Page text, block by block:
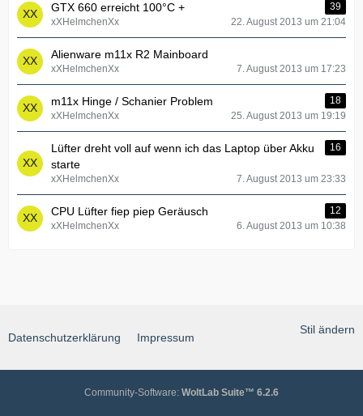
GTX 660 erreicht 100°C +
39
xXHelmchenXx
22. August 2013 um 21:04
Alienware m11x R2 Mainboard
xXHelmchenXx 7. August 2013 um 17:23
m11x Hinge / Schanier Problem
18
xXHelmchenXx
25. August 2013 um 19:19
Lüfter dreht voll auf wenn ich das Laptop über Akku
starte
16
xXHelmchenXx 7. August 2013 um 23:33
CPU Lüfter fiep piep Geräusch
12
xXHelmchenXx
6. August 2013 um 10:38
Stil ändern
Datenschutzerklärung Impressum
Community-Software: WoltLab Suite™ 6.2.6